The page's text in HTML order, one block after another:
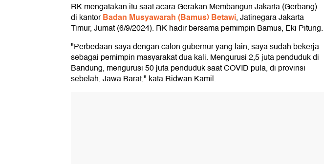
RK mengatakan itu saat acara Gerakan Membangun Jakarta (Gerbang)
di kantorBadan Musyawarah (Bamus) Betawi, Jatinegara Jakarta
Timur, Jumat (6/9/2024). RK hadir bersama pemimpin Bamus, Eki Pitung.
"Perbedaan saya dengan calon gubernur yang lain, saya sudah bekerja
sebagai pemimpin masyarakat dua kali. Mengurusi 2,5 juta penduduk di
Bandung, mengurusi 50 juta penduduk saat COVID pula, di provinsi
sebelah, Jawa Barat," kata Ridwan Kamil.